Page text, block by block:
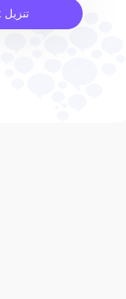
تنزيل HelloTalk